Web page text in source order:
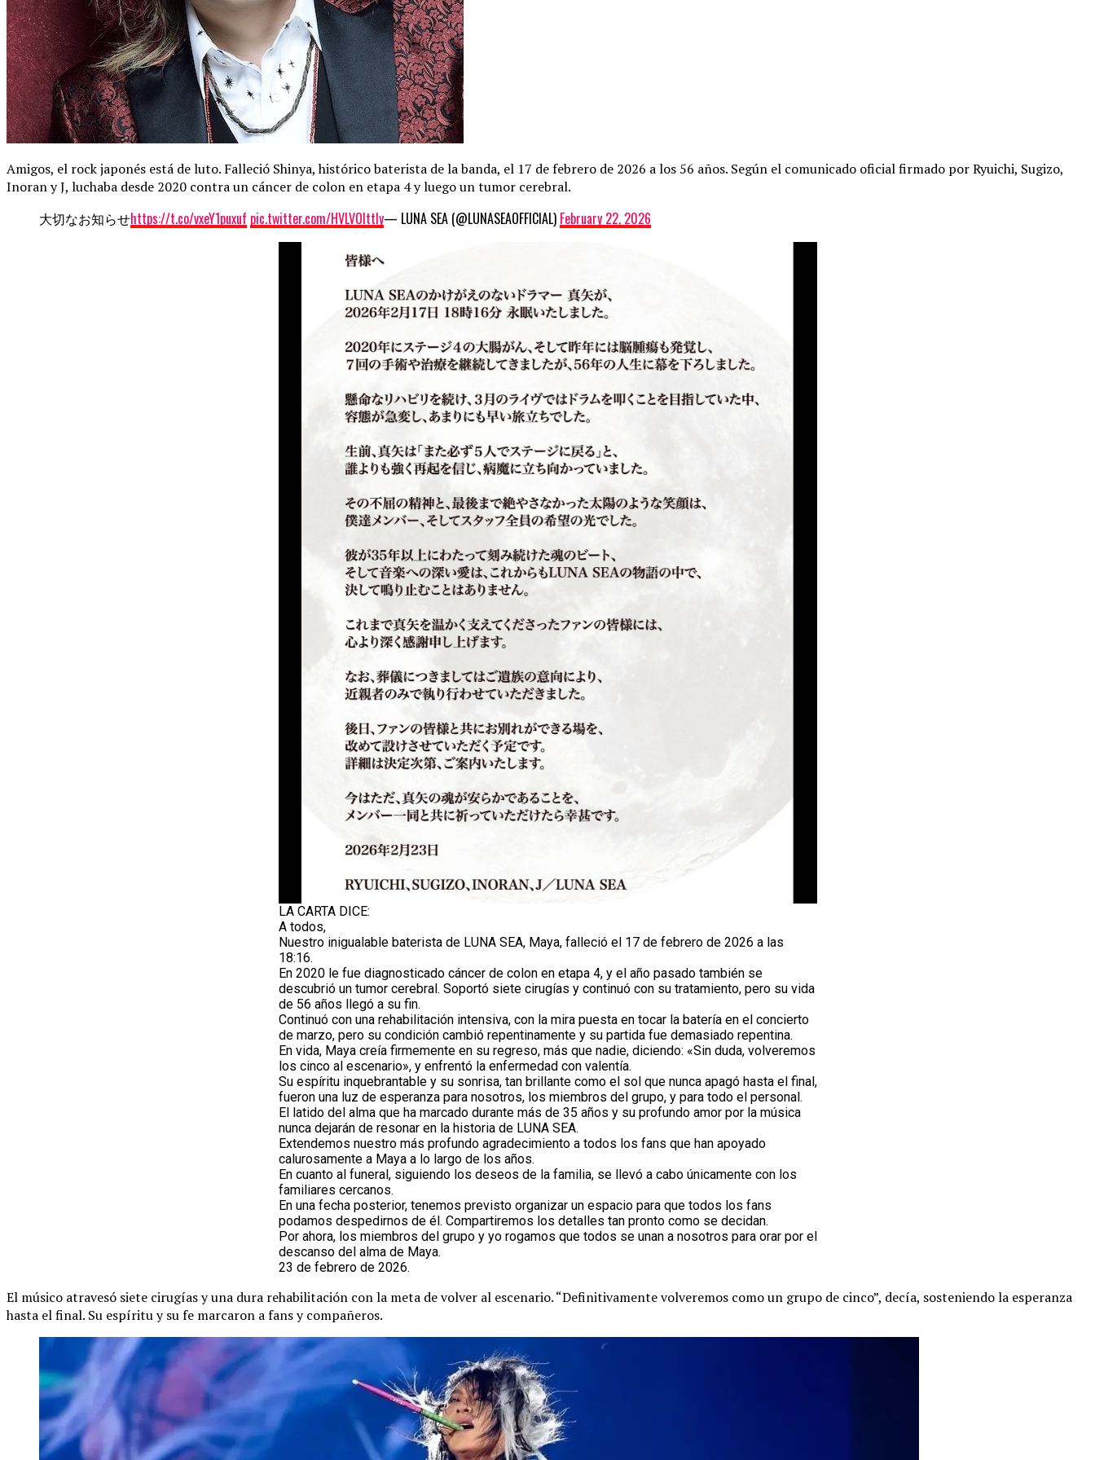
Amigos, el rock japonés está de luto. Falleció Shinya, histórico baterista de la banda, el 17 de febrero de 2026 a los 56 años. Según el comunicado oficial firmado por Ryuichi, Sugizo,
Inoran y J, luchaba desde 2020 contra un cáncer de colon en etapa 4 y luego un tumor cerebral.
大切なお知らせhttps://t.co/vxeY1puxuf pic.twitter.com/HVLVOlttIy— LUNA SEA (@LUNASEAOFFICIAL) February 22, 2026
LA CARTA DICE:
A todos,
Nuestro inigualable baterista de LUNA SEA, Maya, falleció el 17 de febrero de 2026 a las
18:16.
En 2020 le fue diagnosticado cáncer de colon en etapa 4, y el año pasado también se
descubrió un tumor cerebral. Soportó siete cirugías y continuó con su tratamiento, pero su vida
de 56 años llegó a su fin.
Continuó con una rehabilitación intensiva, con la mira puesta en tocar la batería en el concierto
de marzo, pero su condición cambió repentinamente y su partida fue demasiado repentina.
En vida, Maya creía firmemente en su regreso, más que nadie, diciendo: «Sin duda, volveremos
los cinco al escenario», y enfrentó la enfermedad con valentía.
Su espíritu inquebrantable y su sonrisa, tan brillante como el sol que nunca apagó hasta el final,
fueron una luz de esperanza para nosotros, los miembros del grupo, y para todo el personal.
El latido del alma que ha marcado durante más de 35 años y su profundo amor por la música
nunca dejarán de resonar en la historia de LUNA SEA.
Extendemos nuestro más profundo agradecimiento a todos los fans que han apoyado
calurosamente a Maya a lo largo de los años.
En cuanto al funeral, siguiendo los deseos de la familia, se llevó a cabo únicamente con los
familiares cercanos.
En una fecha posterior, tenemos previsto organizar un espacio para que todos los fans
podamos despedirnos de él. Compartiremos los detalles tan pronto como se decidan.
Por ahora, los miembros del grupo y yo rogamos que todos se unan a nosotros para orar por el
descanso del alma de Maya.
23 de febrero de 2026.
El músico atravesó siete cirugías y una dura rehabilitación con la meta de volver al escenario. “Definitivamente volveremos como un grupo de cinco”, decía, sosteniendo la esperanza
hasta el final. Su espíritu y su fe marcaron a fans y compañeros.